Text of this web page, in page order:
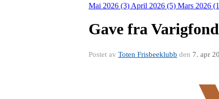
Mai 2026 (3) April 2026 (5) Mars 2026
Gave fra
Postet av Toten Frisbeeklubb den 7. apr